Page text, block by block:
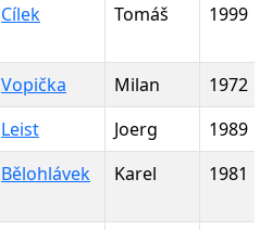
Cílek Tomáš 1999
Vopička Milan
1972
Leist Joerg
1989
Bělohlávek Karel 1981